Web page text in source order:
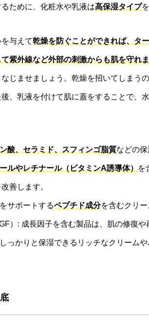
ために、化粧水や乳液は高保湿タイプ
与えて乾燥を防ぐことができれば、タ
紫外線など外部の刺激からも肌を守れま
じませましょう。乾燥を招いてしまう
、乳液を付けて肌に蓋をすることで、
酸、セラミド、スフィンゴ脂質などの
ルやレチナール（ビタミンA誘導体） を
善します。
サポートするペプチド成分を含むクリー
）: 成長因子を含む製品は、肌の修復や
っかりと保湿できるリッチなクリーム